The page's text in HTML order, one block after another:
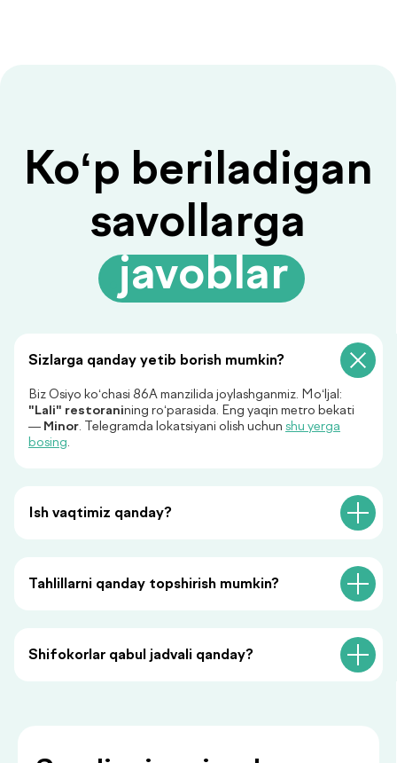
Sizlarga qanday yetib borish mumkin?
Biz Osiyo ko‘chasi 86A manzilida joylashganmiz. Mo‘ljal:
"Lali" restoranining ro‘parasida. Eng yaqin metro bekati
— Minor. Telegramda lokatsiyani olish uchun shu yerga
bosing.
Ish vaqtimiz qanday?
Tahlillarni qanday topshirish mumkin?
Shifokorlar qabul jadvali qanday?
Savolingizga javob
topilmadimi?
Ariza qoldiring, biz sizga
javob beramiz!
+998
«Menga qo‘ng‘iroq qiling» tugmasini bosish orqali siz